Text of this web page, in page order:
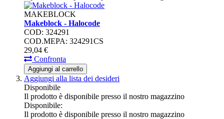
MAKEBLOCK
Makeblock - Halocode
COD: 324291
COD.MEPA: 324291CS
29,04 €
Confronta
Aggiungi al carrello
Aggiungi alla lista dei desideri
Disponibile
Il prodotto è disponibile presso il nostro magazzino
Disponibile:
Il prodotto è disponibile presso il nostro magazzino